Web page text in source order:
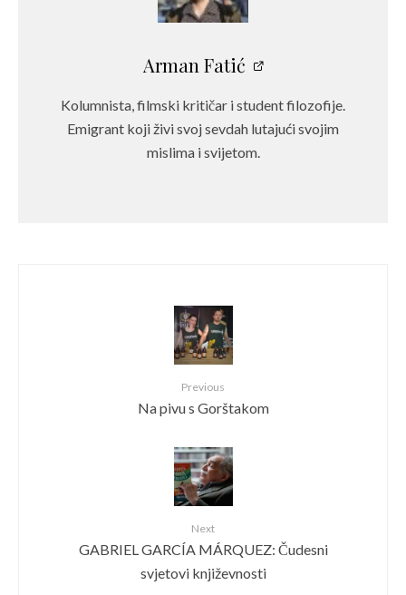
Arman Fatić
Kolumnista, filmski kritičar i student filozofije.
Emigrant koji živi svoj sevdah lutajući svojim
mislima i svijetom.
Previous
Na pivu s Gorštakom
Next
GABRIEL GARCÍA MÁRQUEZ: Čudesni
svjetovi književnosti